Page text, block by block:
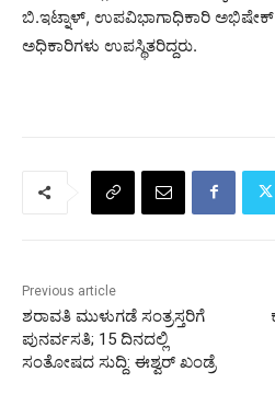
ಬಿ.ಇಟ್ನಾಳ್, ಉಪವಿಭಾಗಾಧಿಕಾರಿ
ಅಧಿಕಾರಿಗಳು ಉಪಸ್ಥಿತರಿದ್ದರು.
Previous article
ಶರಾವತಿ ಮುಳುಗಡೆ ಸಂತ್ರಸ್ತರಿಗೆ
ಪುನರ್ವಸತಿ; 15 ದಿನದಲ್ಲಿ
ಸಂತೋಷದ ಸುದ್ದಿ: ಈಶ್ವರ್‌ ಖಂಡ್ರೆ